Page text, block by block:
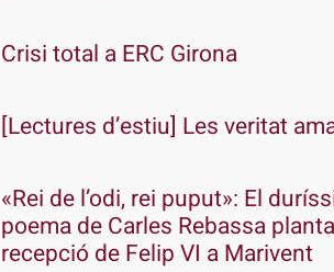
Crisi total a ERC Girona
[Lectures d’estiu] Les veritat
«Rei de l’odi, rei puput»: El
poema de Carles Rebassa
recepció de Felip VI a Marivent